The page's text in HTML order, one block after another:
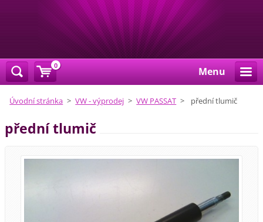
Menu
Úvodní stránka > VW - výprodej > VW PASSAT > přední tlumič
přední tlumič
0